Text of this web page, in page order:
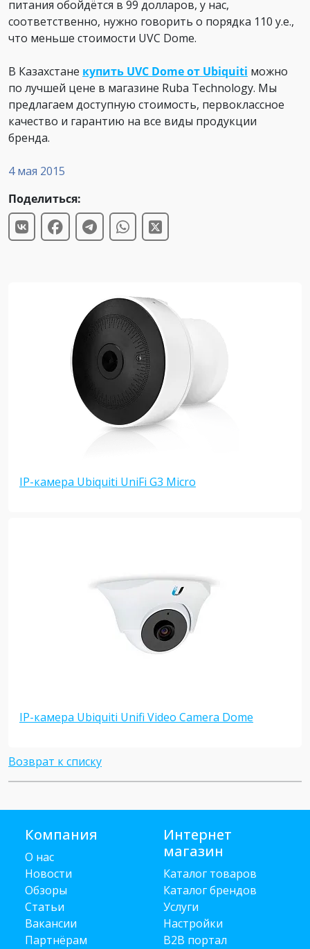
4 мая 2015
Поделиться:
IP-камера Ubiquiti UniFi G3 Micro
IP-камера Ubiquiti Unifi Video Camera Dome
питания обойдётся в 99 долларов, у нас,
соответственно, нужно говорить о порядка 110 у.е.,
что меньше стоимости UVC Dome.
В Казахстане купить UVC Dome от Ubiquiti можно
по лучшей цене в магазине Ruba Technology. Мы
предлагаем доступную стоимость, первоклассное
качество и гарантию на все виды продукции
бренда.
Возврат к списку
Компания
О нас
Новости
Обзоры
Статьи
Вакансии
Партнёрам
Интернет
магазин
Каталог товаров
Каталог брендов
Услуги
Настройки
B2B портал